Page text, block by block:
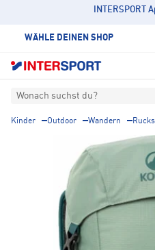
INTERSPORT
WÄHLE DEINEN SHOP
Wonach suchst du?
Kinder Outdoor Wandern